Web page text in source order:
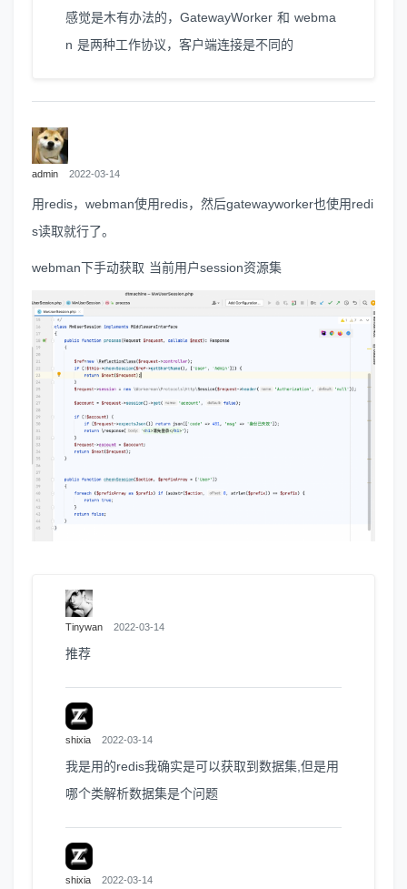
感觉是木有办法的，GatewayWorker 和 webma
n 是两种工作协议，客户端连接是不同的
admin 2022-03-14
用redis，webman使用redis，然后gatewayworker也使用redi
s读取就行了。
webman下手动获取 当前用户session资源集
Tinywan 2022-03-14
推荐
shixia 2022-03-14
我是用的redis我确实是可以获取到数据集,但是用
哪个类解析数据集是个问题
shixia 2022-03-14